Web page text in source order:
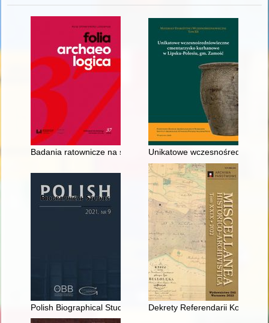
Badania ratownicze na stanowisku Szczukocice 4 (AZP 78-
Unikatowe
Polish Biographical Studies. Nr 9 (2021)Dekrety Referendarii Koronnej